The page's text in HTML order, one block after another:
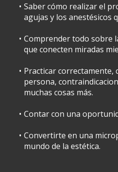
Saber cómo realizar el
agujas y los anestésicos
Comprender todo sobre
que conecten miradas
Practicar correctamente,
persona,
muchas cosas más.
Contar con una
Convertirte en una
mundo de la estética.